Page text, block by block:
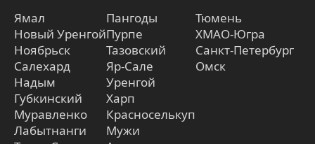
Ямал
Новый Уренгой
Ноябрьск
Салехард
Надым
Губкинский
Муравленко
Лабытнанги
Пангоды
Пурпе
Тазовский
Яр-Сале
Уренгой
Харп
Красноселькуп
Мужи
Тюмень
ХМАО-Югра
Санкт-Петербург
Омск